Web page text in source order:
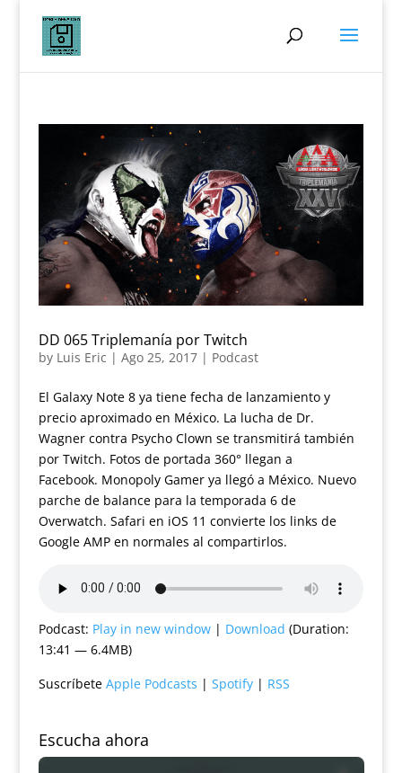
DD 065 Triplemanía por Twitch
by Luis Eric | Ago 25, 2017| Podcast
El Galaxy Note 8 ya tiene fecha de lanzamiento y
precio aproximado en México. La lucha de Dr.
Wagner contra Psycho Clown se transmitirá también
por Twitch. Fotos de portada 360° llegan a
Facebook. Monopoly Gamer ya llegó a México. Nuevo
parche de balance para la temporada 6 de
Overwatch. Safari en iOS 11 convierte los links de
Google AMP en normales al compartirlos.
Podcast: Play in new window| Download (Duration:
13:41 — 6.4MB)
Suscríbete Apple Podcasts | Spotify| RSS
Escucha ahora